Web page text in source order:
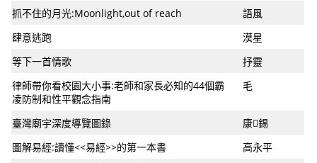
抓不住的月光:Moonlight,out of reach
語風
肆意逃跑
漠星
等下一首情歌
抒靈
律師帶你看校園大小事:老師和家長必知的44個霸
凌防制和性平觀念指南
毛
臺灣廟宇深度導覽圖錄
康錫
圖解易經:讀懂<<易經>>的第一本書
高永平